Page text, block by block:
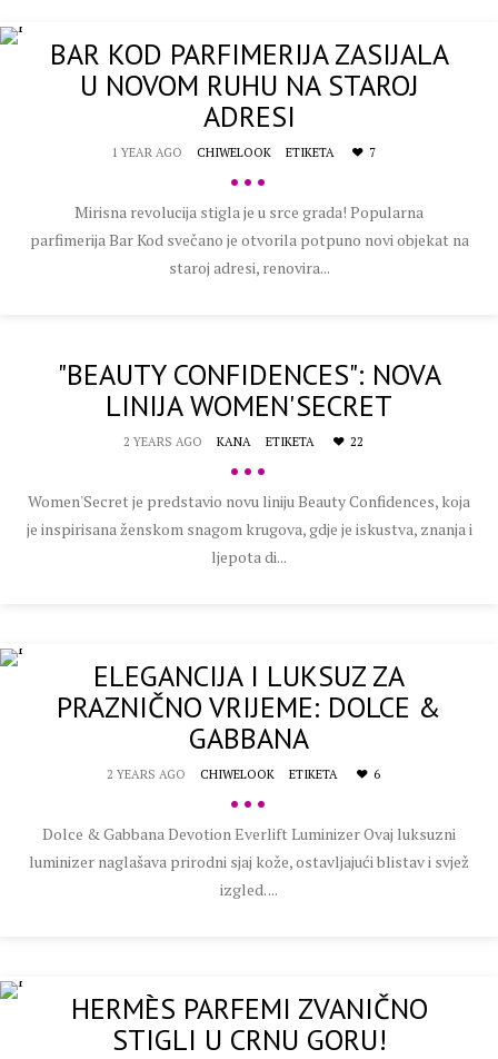
BAR KOD PARFIMERIJA ZASIJALA
U NOVOM RUHU NA STAROJ
ADRESI
1 YEAR AGO CHIWELOOK ETIKETA 7
•••
Mirisna revolucija stigla je u srce grada! Popularna
parfimerija Bar Kod svečano je otvorila potpuno novi objekat na
staroj adresi, renovira...
"BEAUTY CONFIDENCES": NOVA
LINIJA WOMEN'SECRET
2 YEARS AGO KANA ETIKETA 22
•••
Women'Secret je predstavio novu liniju Beauty Confidences, koja
je inspirisana ženskom snagom krugova, gdje je iskustva, znanja i
ljepota di...
ELEGANCIJA I LUKSUZ ZA
PRAZNIČNO VRIJEME: DOLCE &
GABBANA
2 YEARS AGO CHIWELOOK ETIKETA 6
•••
Dolce & Gabbana Devotion Everlift Luminizer Ovaj luksuzni
luminizer naglašava prirodni sjaj kože, ostavljajući blistav i svjež
izgled. ...
HERMÈS PARFEMI ZVANIČNO
STIGLI U CRNU GORU!